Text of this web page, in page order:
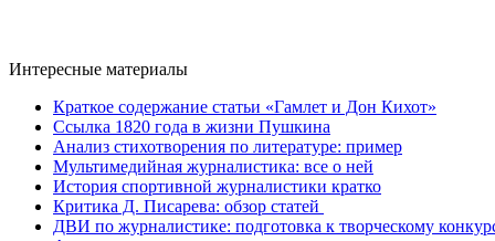
Интересные материалы
Краткое содержание статьи «Гамлет и Дон Кихот»
Ссылка 1820 года в жизни Пушкина
Анализ стихотворения по литературе: пример
Мультимедийная журналистика: все о ней
История спортивной журналистики кратко
Критика Д. Писарева: обзор статей
ДВИ по журналистике: подготовка к творческому